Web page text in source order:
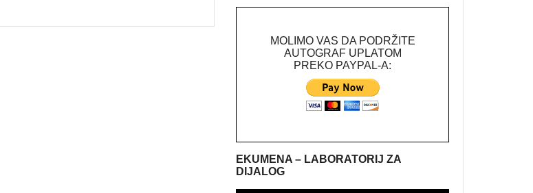
MOLIMO VAS DA PODRŽITE
AUTOGRAF UPLATOM
PREKO PAYPAL-A:
EKUMENA – LABORATORIJ ZA
DIJALOG